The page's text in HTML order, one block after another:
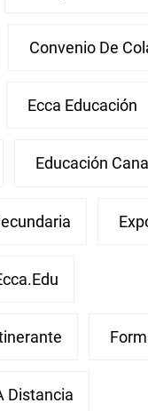
Convenio De
Ecca Educación
Educación
Distancia